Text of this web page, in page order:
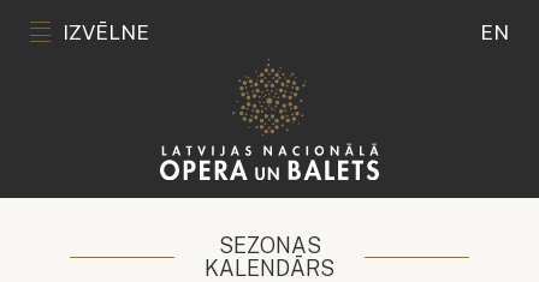
IZVĒLNE EN
SEZONAS
KALENDĀRS